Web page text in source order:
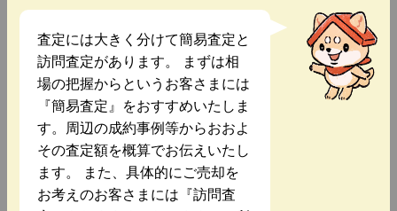
査定には大きく分けて簡易査定と
訪問査定があります。 まずは相
場の把握からというお客さまには
『簡易査定』をおすすめいたしま
す。周辺の成約事例等からおおよ
その査定額を概算でお伝えいたし
ます。 また、具体的にご売却を
お考えのお客さまには『訪問査